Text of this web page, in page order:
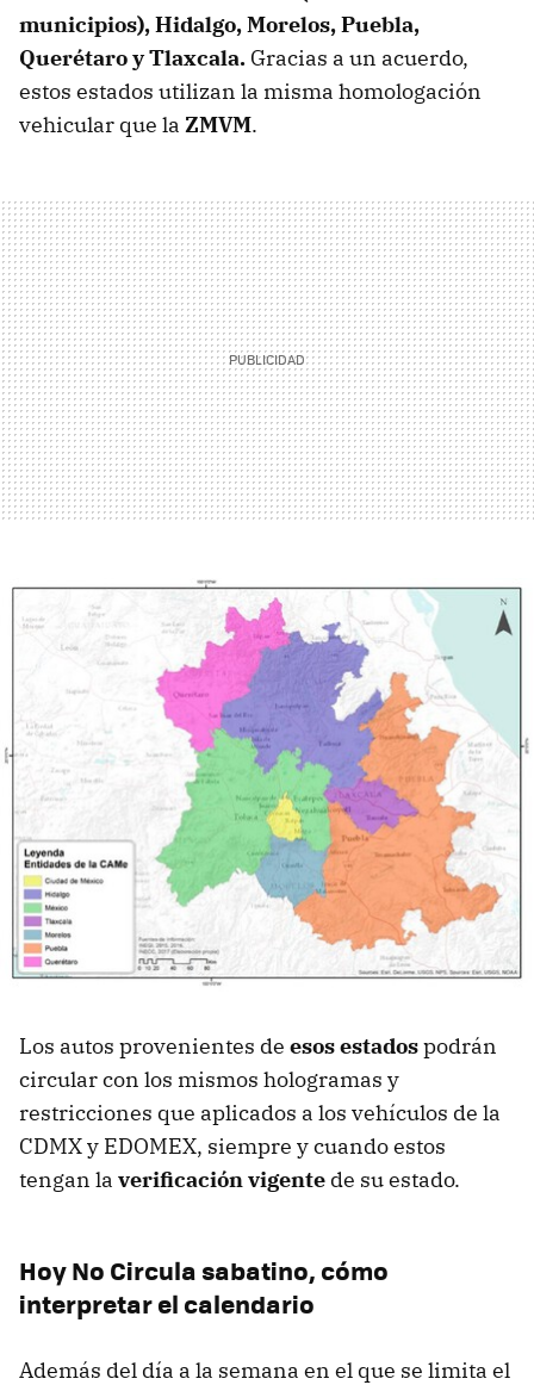
municipios), Hidalgo, Morelos, Puebla,
Querétaro y Tlaxcala. Gracias a un acuerdo,
estos estados utilizan la misma homologación
vehicular que la ZMVM.
Los autos provenientes de esos estadospodrán
circular con los mismos hologramas y
restricciones que aplicados a los vehículos de la
CDMX y EDOMEX, siempre y cuando estos
tengan la verificación vigente de su estado.
Hoy No Circula sabatino, cómo
interpretar el calendario
Además del día a la semana en el que se limita el